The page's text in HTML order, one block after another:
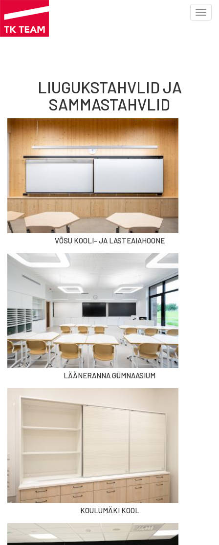
Liigu
LIUGUKSTAHVLID JA
SAMMASTAHVLID
VÕSU KOOLI- JA LASTEAIAHOONE
LÄÄNERANNA GÜMNAASIUM
KOULUMÄKI KOOL